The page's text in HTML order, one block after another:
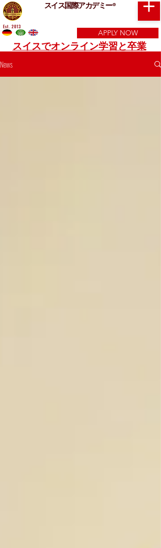
スイス国際アカデミー®
APPLY NOW
スイスでオンライン学習と卒業
Est. 2013
News